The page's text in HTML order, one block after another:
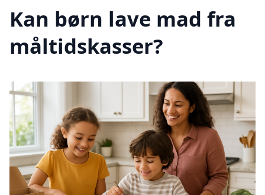
Kan børn lave mad fra
måltidskasser?